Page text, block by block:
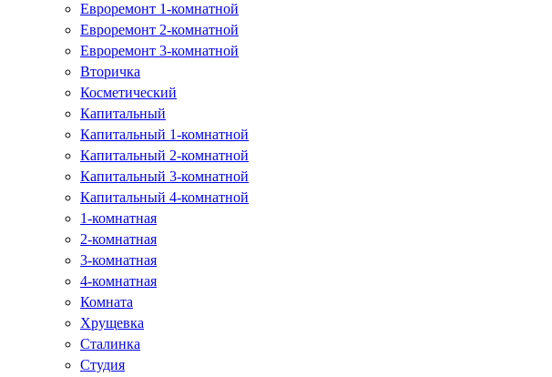
Евроремонт 1-комнатной
Евроремонт 2-комнатной
Евроремонт 3-комнатной
Вторичка
Косметический
Капитальный
Капитальный 1-комнатной
Капитальный 2-комнатной
Капитальный 3-комнатной
Капитальный 4-комнатной
1-комнатная
2-комнатная
3-комнатная
4-комнатная
Комната
Хрущевка
Сталинка
Студия